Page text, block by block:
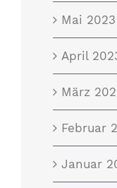
Mai 2023
April
März
Februar
Januar